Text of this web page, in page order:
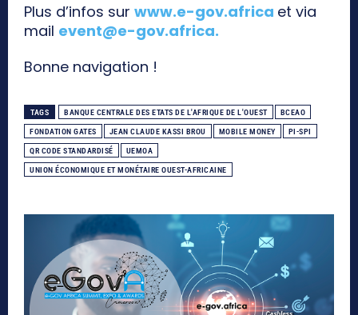
Plus d’infos sur www.e-gov.africa et via
mail event@e-gov.africa.
Bonne navigation !
TAGS BANQUE CENTRALE DES ETATS DE L'AFRIQUE DE L'OUEST BCEAO
FONDATION GATES JEAN CLAUDE KASSI BROU MOBILE MONEY PI-SPI
QR CODE STANDARDISÉ UEMOA
UNION ÉCONOMIQUE ET MONÉTAIRE OUEST-AFRICAINE